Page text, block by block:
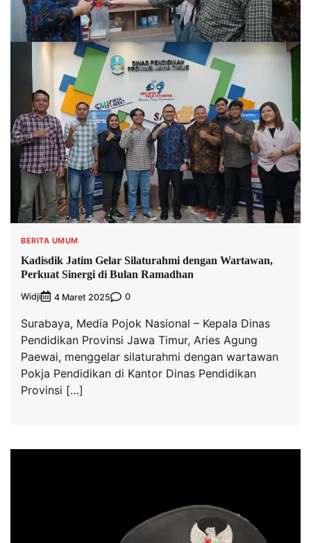
BERITA UMUM
Kadisdik Jatim Gelar Silaturahmi dengan Wartawan,
Perkuat Sinergi di Bulan Ramadhan
Widji 4 Maret 2025 0
Surabaya, Media Pojok Nasional – Kepala Dinas
Pendidikan Provinsi Jawa Timur, Aries Agung
Paewai, menggelar silaturahmi dengan wartawan
Pokja Pendidikan di Kantor Dinas Pendidikan
Provinsi […]